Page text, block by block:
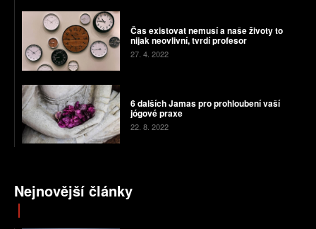
Čas existovat nemusí a naše životy to
nijak neovlivní, tvrdí profesor
27. 4. 2022
6 dalších Jamas pro prohloubení vaší
jógové praxe
22. 8. 2022
Nejnovější články